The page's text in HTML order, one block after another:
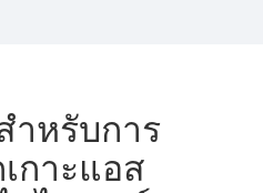
ำหรับการ
กาะแอส